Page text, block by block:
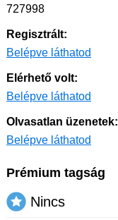
727998
Regisztrált:
Belépve láthatod
Elérhető volt:
Belépve láthatod
Olvasatlan üzenetek:
Belépve láthatod
Prémium tagság
Nincs